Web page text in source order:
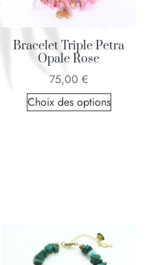
Bracelet Triple Petra
Opale Rose
75,00 €
Choix des options